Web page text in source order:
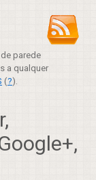
parede
a qualquer
(?).